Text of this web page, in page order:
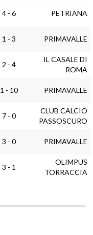
4 - 6 PETRIANA
1 - 3 PRIMAVALLE
2 - 4
IL CASALE DI
ROMA
1 - 10 PRIMAVALLE
7 - 0
CLUB CALCIO
PASSOSCURO
3 - 0 PRIMAVALLE
3 - 1
OLIMPUS
TORRACCIA